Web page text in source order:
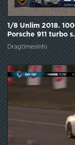
1/8 Unlim 2018.
Porsche 911 turbo
DragtimesInfo